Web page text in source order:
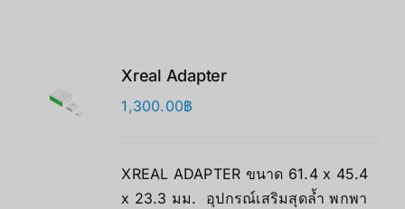
Xreal Adapter
1,300.00฿
XREAL ADAPTER ขนาด 61.4 x 45.4
x 23.3 มม. อุปกรณ์เสริมสุดล้ำ พกพา